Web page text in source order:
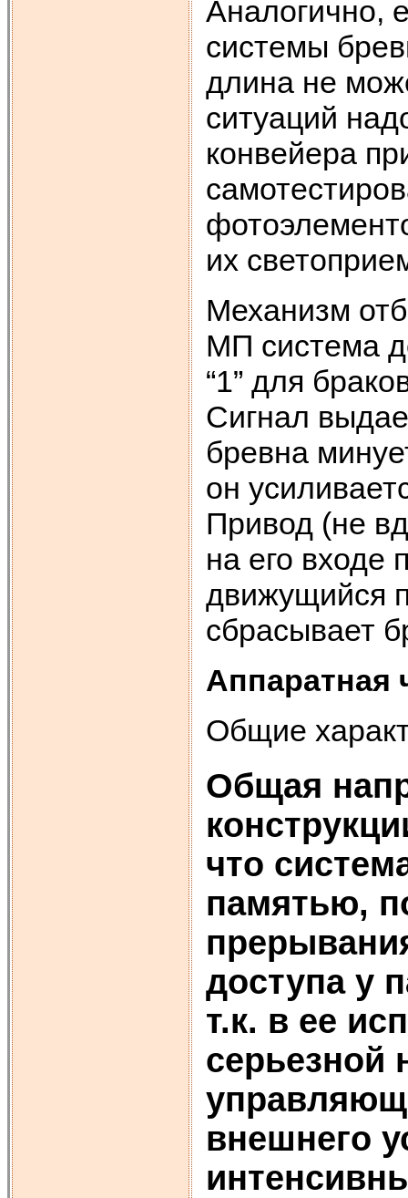
Аналогично,
системы
длина не
ситуаций
конвейера
их
Механизм
МП система
“1” для
Сигнал
бревна
он
Привод (не
на его входе
движущийся
сбрасывает
Аппаратная
Общие
Общая
что
памятью,
доступа у
т.к. в ее
серьезной
внешнего